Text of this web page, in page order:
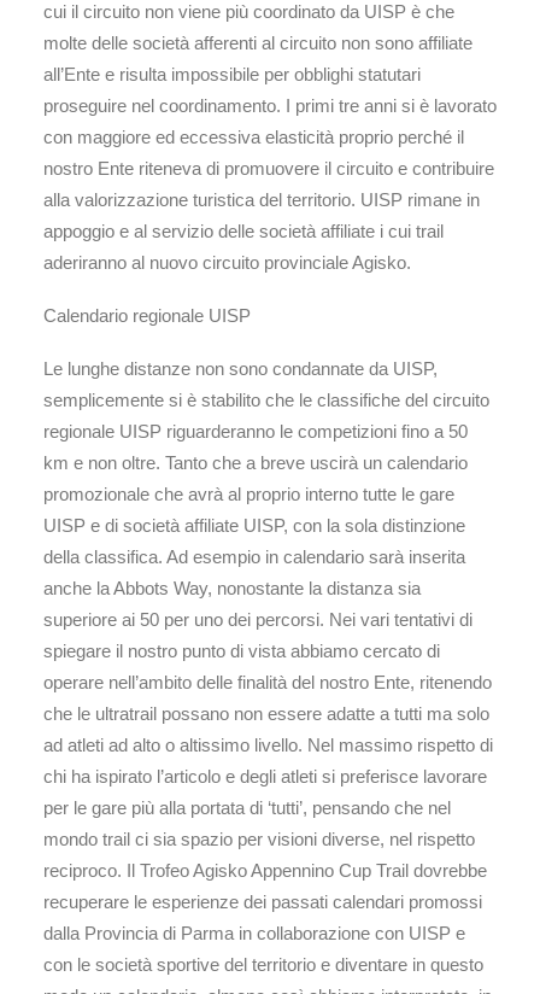
cui il circuito non viene più coordinato da UISP è che
molte delle società afferenti al circuito non sono affiliate
all’Ente e risulta impossibile per obblighi statutari
proseguire nel coordinamento. I primi tre anni si è lavorato
con maggiore ed eccessiva elasticità proprio perché il
nostro Ente riteneva di promuovere il circuito e contribuire
alla valorizzazione turistica del territorio. UISP rimane in
appoggio e al servizio delle società affiliate i cui trail
aderiranno al nuovo circuito provinciale Agisko.
Calendario regionale UISP
Le lunghe distanze non sono condannate da UISP,
semplicemente si è stabilito che le classifiche del circuito
regionale UISP riguarderanno le competizioni fino a 50
km e non oltre. Tanto che a breve uscirà un calendario
promozionale che avrà al proprio interno tutte le gare
UISP e di società affiliate UISP, con la sola distinzione
della classifica. Ad esempio in calendario sarà inserita
anche la Abbots Way, nonostante la distanza sia
superiore ai 50 per uno dei percorsi. Nei vari tentativi di
spiegare il nostro punto di vista abbiamo cercato di
operare nell’ambito delle finalità del nostro Ente, ritenendo
che le ultratrail possano non essere adatte a tutti ma solo
ad atleti ad alto o altissimo livello. Nel massimo rispetto di
chi ha ispirato l’articolo e degli atleti si preferisce lavorare
per le gare più alla portata di ‘tutti’, pensando che nel
mondo trail ci sia spazio per visioni diverse, nel rispetto
reciproco. Il Trofeo Agisko Appennino Cup Trail dovrebbe
recuperare le esperienze dei passati calendari promossi
dalla Provincia di Parma in collaborazione con UISP e
con le società sportive del territorio e diventare in questo